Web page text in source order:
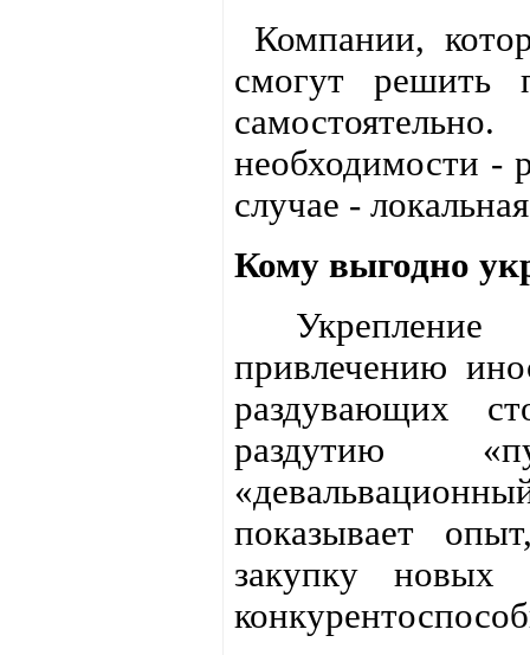
Компании,
смогут решить
необходимости -
случае -
Кому выгодно
Укрепление
привлечению
раздувающих
раздутию
показывает
закупку новых